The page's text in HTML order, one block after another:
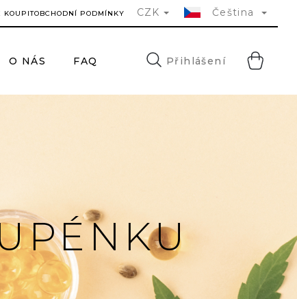
KOUPITOBCHODNÍ PODMÍNKY CZK Čeština
O NÁS FAQ KONTAKTYPřihlášení